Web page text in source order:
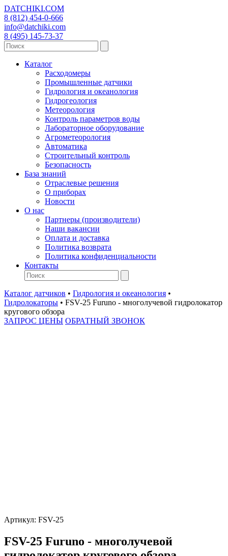
DATCHIKI.COM
8 (812) 454-0-666
info@datchiki.com
8 (495) 145-73-37
Каталог
Расходомеры
Промышленные датчики
Гидрология и океанология
Гидрогеология
Метеорология
Контроль параметров воды
Лабораторное оборудование
Агрометеорология
Автоматика
Строительный контроль
Безопасность
База знаний
Отраслевые решения
О приборах
Новости
О нас
Партнеры (производители)
Наши вакансии
Оплата и доставка
Политика возврата
Политика конфиденциальности
Контакты
Каталог датчиков • Гидрология и океанология •
Гидролокаторы • FSV-25 Furuno - многолучевой гидролокатор
кругового обзора
ЗАПРОС ЦЕНЫ ОБРАТНЫЙ ЗВОНОК
Артикул: FSV-25
FSV-25 Furuno - многолучевой